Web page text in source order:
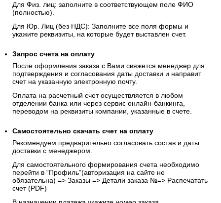
Для Физ. лиц: заполните в соответствующем поле ФИО
(полностью).
Для Юр. Лиц (без НДС): Заполните все поля формы и
укажите реквизиты, на которые будет выставлен счет.
Запрос счета на оплату
После оформления заказа с Вами свяжется менеджер для
подтверждения и согласования даты доставки и направит
счет на указанную электронную почту.
Оплата на расчетный счет осуществляется в любом
отделении банка или через сервис онлайн-банкинга,
переводом на реквизиты компании, указанные в счете.
Самостоятельно скачать счет на оплату
Рекомендуем предварительно согласовать состав и даты
доставки с менеджером.
Для самостоятельного формирования счета необходимо
перейти в “Профиль”(авторизация на сайте не
обязательна) => Заказы => Детали заказа №=> Распечатать
счет (PDF)